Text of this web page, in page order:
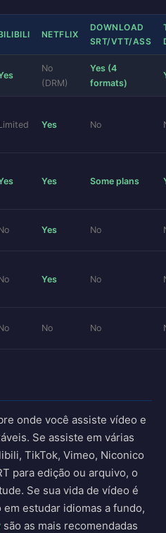
NETFLIX
DOWNLOAD
SRT/VTT/ASS
No
(DRM)
Yes (4
formats)
Yes No
Yes Some plans
Yes No
Yes No
No No
onde você assiste vídeo e
Se assiste em várias
TikTok, Vimeo, Niconico
para edição ou arquivo, o
Se sua vida de vídeo é
estudar idiomas a fundo,
são as mais recomendadas